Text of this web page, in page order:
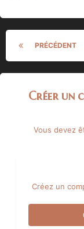
PRÉCÉDENT
Créer un
Vous devez
Créez un